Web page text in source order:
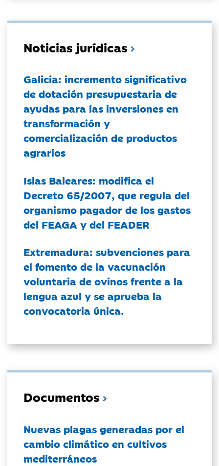
Noticias jurídicas
Galicia: incremento significativo
de dotación presupuestaria de
ayudas para las inversiones en
transformación y
comercialización de productos
agrarios
Islas Baleares: modifica el
Decreto 65/2007, que regula del
organismo pagador de los gastos
del FEAGA y del FEADER
Extremadura: subvenciones para
el fomento de la vacunación
voluntaria de ovinos frente a la
lengua azul y se aprueba la
convocatoria única.
Documentos
Nuevas plagas generadas por el
cambio climático en cultivos
mediterráneos